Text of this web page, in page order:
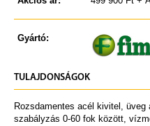
Gyártó:
TULAJDONSÁGOK
Rozsdamentes acél kivitel,
szabályzás 0-60 fok között,